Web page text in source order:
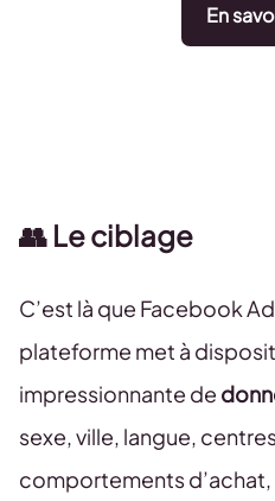
En
👥 Le ciblage
C’est là que Facebook
plateforme met à
impressionnante de
sexe, ville, langue,
comportements